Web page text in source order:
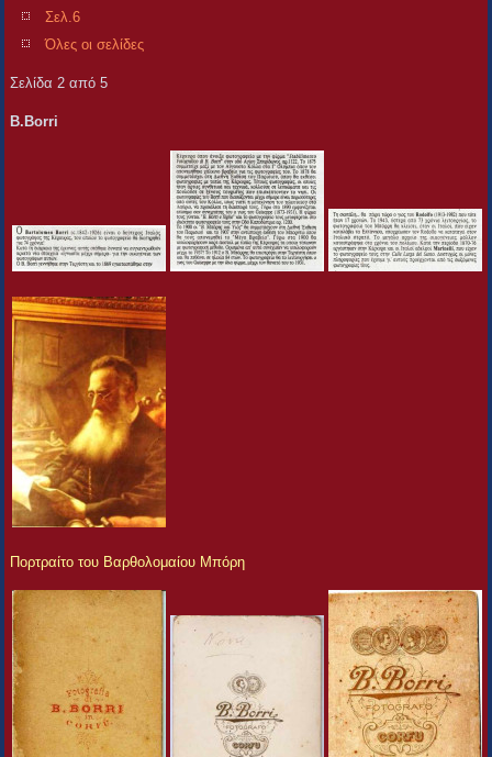
Σελ.6
Όλες οι σελίδες
Σελίδα 2 από 5
B.Borri
Πορτραίτο του Βαρθολομαίου Μπόρη